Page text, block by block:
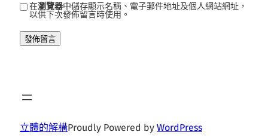
在瀏覽器中儲存顯示名稱、電子郵件地址及個人網站網址，
以供下次發佈留言時使用。
立體的解構Proudly Powered by WordPress